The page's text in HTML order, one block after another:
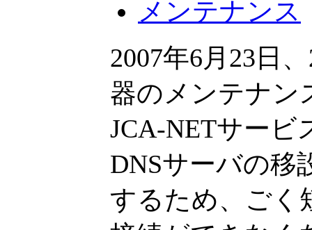
メンテナンス
2007年6月23日
器のメンテナン
JCA-NETサービ
DNSサーバの移
するため、ごく